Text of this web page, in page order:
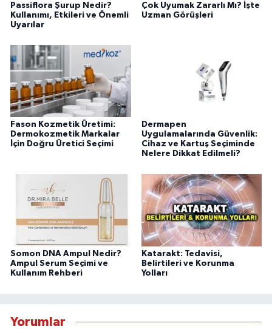
Passiflora Şurup Nedir?
Kullanımı, Etkileri ve Önemli
Uyarılar
Çok Uyumak Zararlı Mı? İşte
Uzman Görüşleri
Fason Kozmetik Üretimi:
Dermokozmetik Markalar
İçin Doğru Üretici Seçimi
Dermapen
Uygulamalarında Güvenlik:
Cihaz ve Kartuş Seçiminde
Nelere Dikkat Edilmeli?
Somon DNA Ampul Nedir?
Ampul Serum Seçimi ve
Kullanım Rehberi
Katarakt: Tedavisi,
Belirtileri ve Korunma
Yolları
Yorumlar